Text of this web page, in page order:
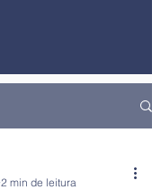
2 min de leitura